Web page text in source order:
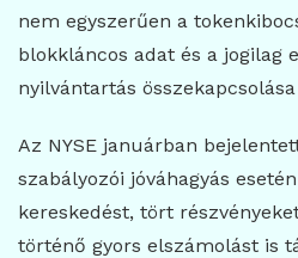
nem egyszerűen a
blokkláncos adat és a jogilag
nyilvántartás
Az NYSE januárban
szabályozói jóváhagyás
kereskedést, tört
történő gyors elszámolást is